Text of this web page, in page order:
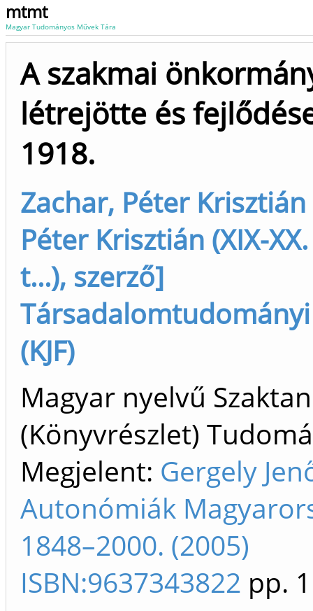
mtmt
Magyar Tudományos Művek Tára
A szakmai
létrejötte és
1918.
Zachar, Péter
Péter Krisztián (XIX-
t...), szerző]
(KJF)
Magyar nyelvű
(Könyvrészlet)
Megjelent: Gergely
Autonómiák
1848–2000. (2005)
ISBN:9637343822 pp.